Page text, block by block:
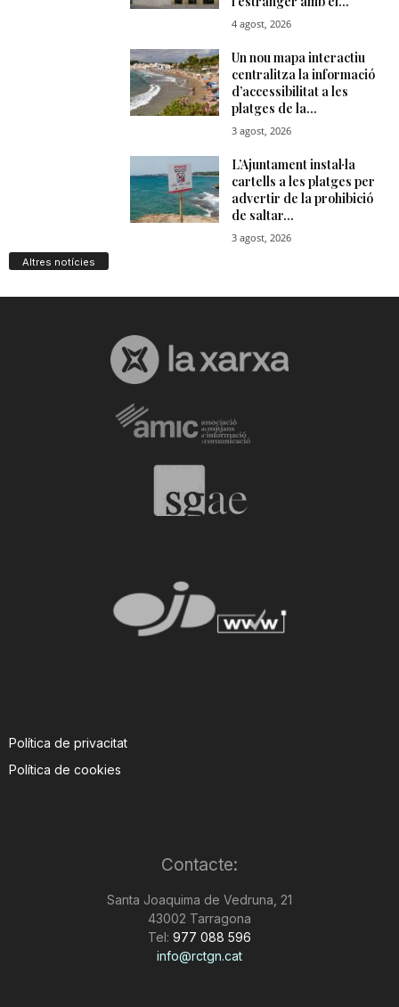
Altres notícies
Política de privacitat
Política de cookies
Contacte:
Santa Joaquima de Vedruna, 21
43002 Tarragona
Tel: 977 088 596
info@rctgn.cat